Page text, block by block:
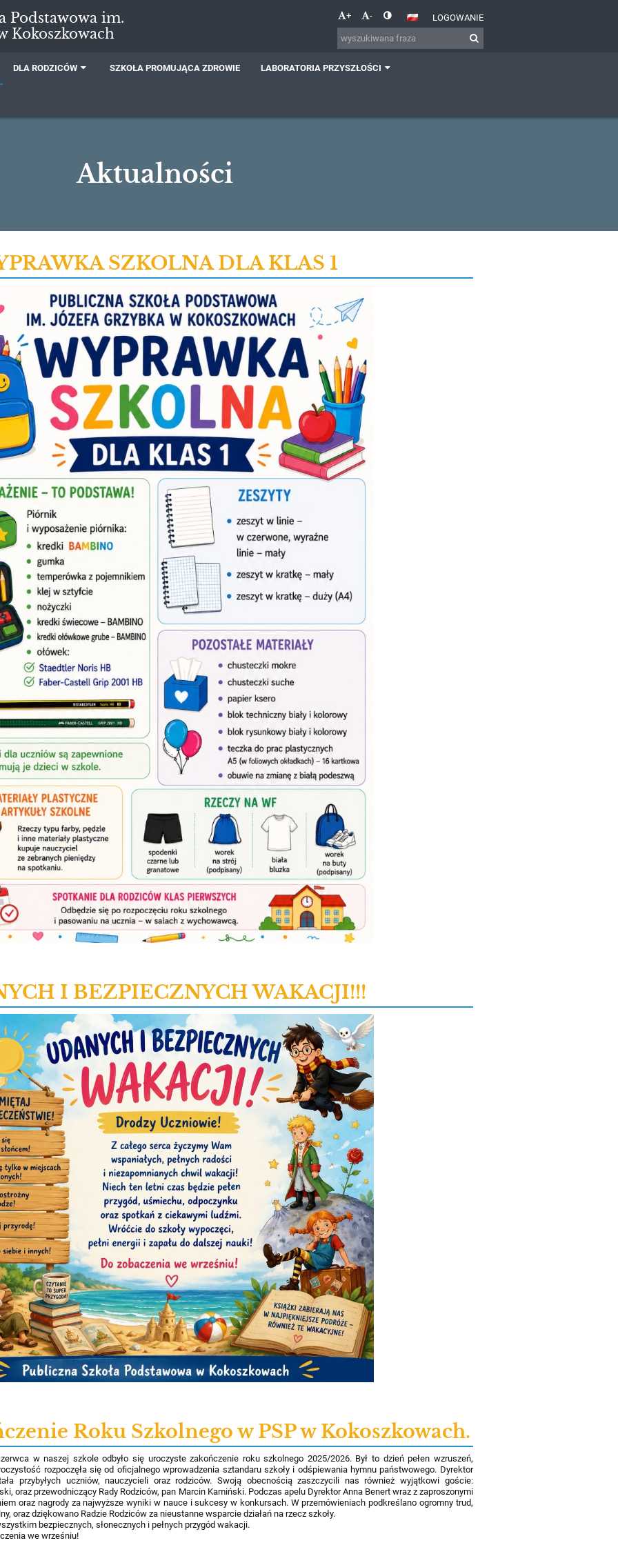
Podstawowa im.
Kokoszkowach
+ - LOGOWANIE
DLA RODZICÓW SZKOŁA PROMUJĄCA ZDROWIE LABORATORIA PRZYSZŁOŚCI
Aktualności
SZKOLNA DLA KLAS 1
I BEZPIECZNYCH WAKACJI!!!
Roku Szkolnego w PSP w Kokoszkowach.
w naszej szkole odbyło się uroczyste zakończenie roku szkolnego 2025/2026. Był to dzień pełen wzruszeń,
rozpoczęła się od oficjalnego wprowadzenia sztandaru szkoły i odśpiewania hymnu państwowego. Dyrektor
przybyłych uczniów, nauczycieli oraz rodziców. Swoją obecnością zaszczycili nas również wyjątkowi goście:
oraz przewodniczący Rady Rodziców, pan Marcin Kamiński. Podczas apelu Dyrektor Anna Benert wraz z zaproszonymi
oraz nagrody za najwyższe wyniki w nauce i sukcesy w konkursach. W przemówieniach podkreślano ogromny trud,
oraz dziękowano Radzie Rodziców za nieustanne wsparcie działań na rzecz szkoły.
bezpiecznych, słonecznych i pełnych przygód wakacji.
we wrześniu!